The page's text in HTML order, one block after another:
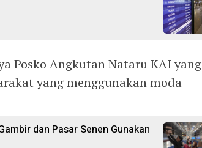
Posko Angkutan Nataru KAI yang
yang menggunakan moda
dan Pasar Senen Gunakan